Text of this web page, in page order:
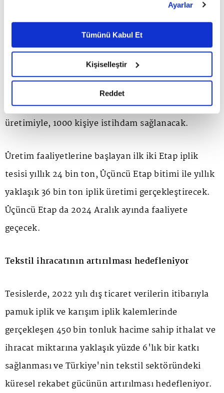
belirleyebilirsiniz. Çerezlere ilişkin detaylı bilgi için
Ayarlar butonuna tıklayabilir,Çerez Bilgilendirme
Metnimizi ziyaret edebilirsiniz.
6698 sayılı Kişisel Verilerin Korunması Kanunu uyarınca
okumak ve sitemizi ziyaretiniz kapsamında
gerçekleştirilen veri işleme faaliyetleri ile ilgili daha
detaylı bilgi almak için lütfentıklayınız.
Ayarlar
Tümünü Kabul Et
Kişiselleştir
Reddet
Eren Tekstil tarafından yaklaşık 200 milyon dolar
değerindeki yatırım, toplam üç etaptan oluşuyor.
Temelleri 2021 yılında atılan, toplam 215 bin
metrekare açık, yaklaşık 100 bin metrekare kapalı
alana sahip iplik tesislerinde yıllık 36 bin ton iplik
üretimiyle, 1000 kişiye istihdam sağlanacak.
Üretim faaliyetlerine başlayan ilk iki Etap iplik
tesisi yıllık 24 bin ton, Üçüncü Etap bitimi ile yıllık
yaklaşık 36 bin ton iplik üretimi gerçekleştirecek.
Üçüncü Etap da 2024 Aralık ayında faaliyete
geçecek.
Tekstil ihracatının artırılması hedefleniyor
Tesislerde, 2022 yılı dış ticaret verilerin itibarıyla
pamuk iplik ve karışım iplik kalemlerinde
gerçekleşen 450 bin tonluk hacime sahip ithalat ve
ihracat miktarına yaklaşık yüzde 6'lık bir katkı
sağlanması ve Türkiye'nin tekstil sektöründeki
küresel rekabet gücünün artırılması hedefleniyor.